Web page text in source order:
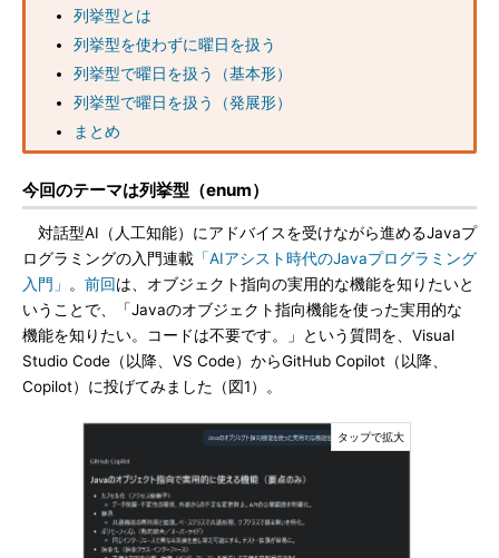
列挙型とは
列挙型を使わずに曜日を扱う
列挙型で曜日を扱う（基本形）
列挙型で曜日を扱う（発展形）
まとめ
今回のテーマは列挙型（enum）
対話型AI（人工知能）にアドバイスを受けながら進めるJavaプ
ログラミングの入門連載 「AIアシスト時代のJavaプログラミング
入門」
。 前回は、オブジェクト指向の実用的な機能を知りたいと
いうことで、「Javaのオブジェクト指向機能を使った実用的な
機能を知りたい。コードは不要です。」という質問を、Visual
Studio Code（以降、VS Code）からGitHub Copilot（以降、
Copilot）に投げてみました（図1）。